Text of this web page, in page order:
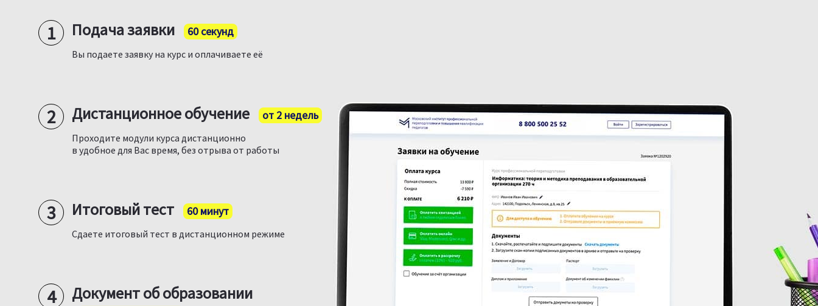
Подача заявки 60 секунд
Вы подаете заявку на курс и оплачиваете её
Дистанционное обучение от 2 недель
Проходите модули курса дистанционно
в удобное для Вас время, без отрыва от работы
Итоговый тест 60 минут
Сдаете итоговый тест в дистанционном режиме
Документ об образовании